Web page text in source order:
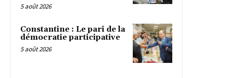
5 août 2026
Constantine : Le pari de la
démocratie participative
5 août 2026